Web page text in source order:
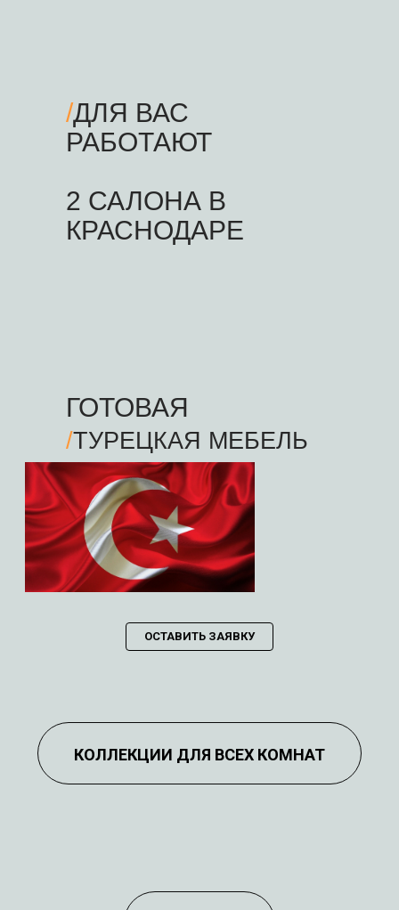
/ДЛЯ ВАС
РАБОТАЮТ
2 САЛОНА В
КРАСНОДАРЕ
ГОТОВАЯ
/ТУРЕЦКАЯ МЕБЕЛЬ
ОСТАВИТЬ ЗАЯВКУ
КОЛЛЕКЦИИ ДЛЯ ВСЕХ КОМНАТ